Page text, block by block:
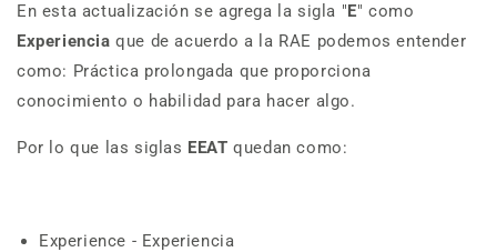
En esta actualización se agrega la sigla "E" como
Experiencia que de acuerdo a la RAE podemos entender
como: Práctica prolongada que proporciona
conocimiento o habilidad para hacer algo.
Por lo que las siglas EEAT quedan como:
Experience - Experiencia